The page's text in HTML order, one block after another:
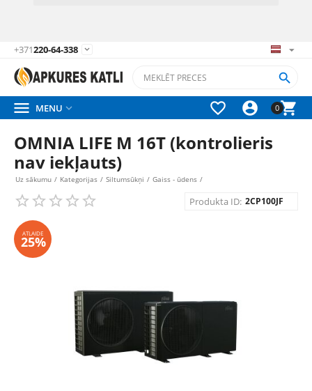
+371220-64-338 
0



 MENU 
OMNIA LIFE M 16T (kontrolieris
nav iekļauts)
Uz sākumu / Kategorijas / Siltumsūkņi / Gaiss - ūdens /
Produkta ID: 2CP100JF
ATLAIDE
25%